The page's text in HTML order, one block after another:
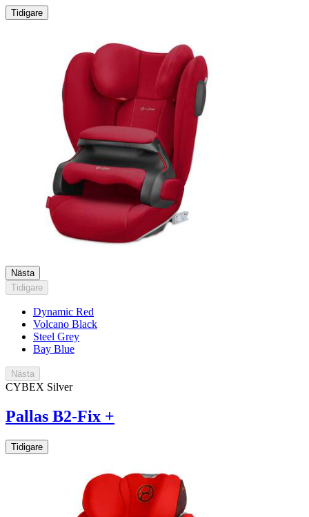
Tidigare
Nästa
Tidigare
Dynamic Red
Volcano Black
Steel Grey
Bay Blue
Nästa
CYBEX Silver
Pallas B2-Fix +
Tidigare